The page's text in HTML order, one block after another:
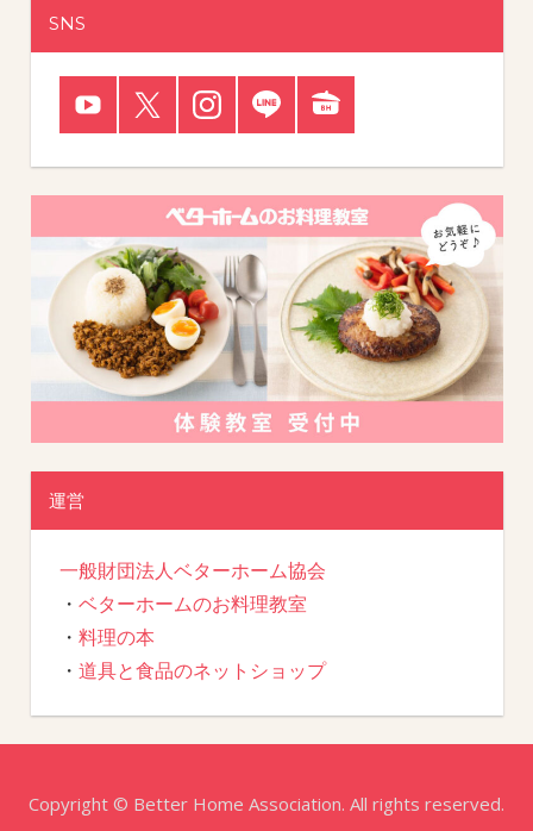
SNS
運営
一般財団法人ベターホーム協会
・ ベターホームのお料理教室
・ 料理の本
・ 道具と食品のネットショップ
Copyright © Better Home Association. All rights reserved.